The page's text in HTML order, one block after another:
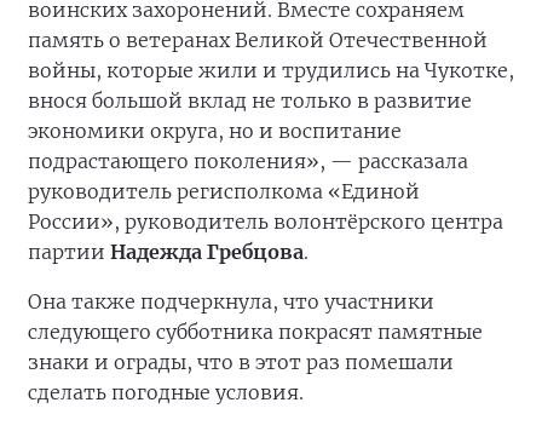
воинских захоронений. Вместе сохраняем
память о ветеранах Великой Отечественной
войны, которые жили и трудились на Чукотке,
внося большой вклад не только в развитие
экономики округа, но и воспитание
подрастающего поколения», — рассказала
руководитель регисполкома «Единой
России», руководитель волонтёрского центра
партии Надежда Гребцова.
Она также подчеркнула, что участники
следующего субботника покрасят памятные
знаки и ограды, что в этот раз помешали
сделать погодные условия.